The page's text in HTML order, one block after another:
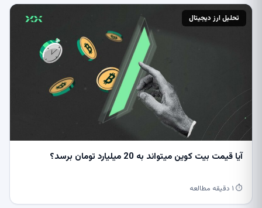
تحلیل ارز دیجیتال
آیا قیمت بیت کوین میتواند به 20 میلیارد تومان برسد؟